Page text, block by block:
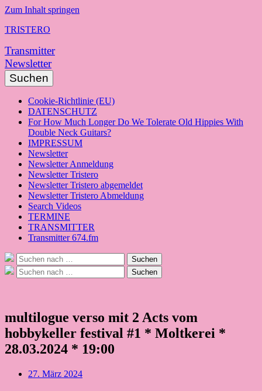
Zum Inhalt springen
TRISTERO
Transmitter
Newsletter
Suchen
Cookie-Richtlinie (EU)
DATENSCHUTZ
For How Much Longer Do We Tolerate Old Hippies With
Double Neck Guitars?
IMPRESSUM
Newsletter
Newsletter Anmeldung
Newsletter Tristero
Newsletter Tristero abgemeldet
Newsletter Tristero Abmeldung
Search Videos
TERMINE
TRANSMITTER
Transmitter 674.fm
Suche
nach:
Suchen
Suche
nach:
Suchen
multilogue verso mit 2 Acts vom
hobbykeller festival #1 * Moltkerei *
28.03.2024 * 19:00
Beitragsdatum
27. März 2024